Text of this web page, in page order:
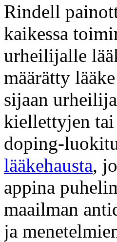
Rindell
kaikessa
urheilijalle
määrätty
sijaan
kiellettyjen tai
doping-
lääkehausta,
appina
maailman
ja